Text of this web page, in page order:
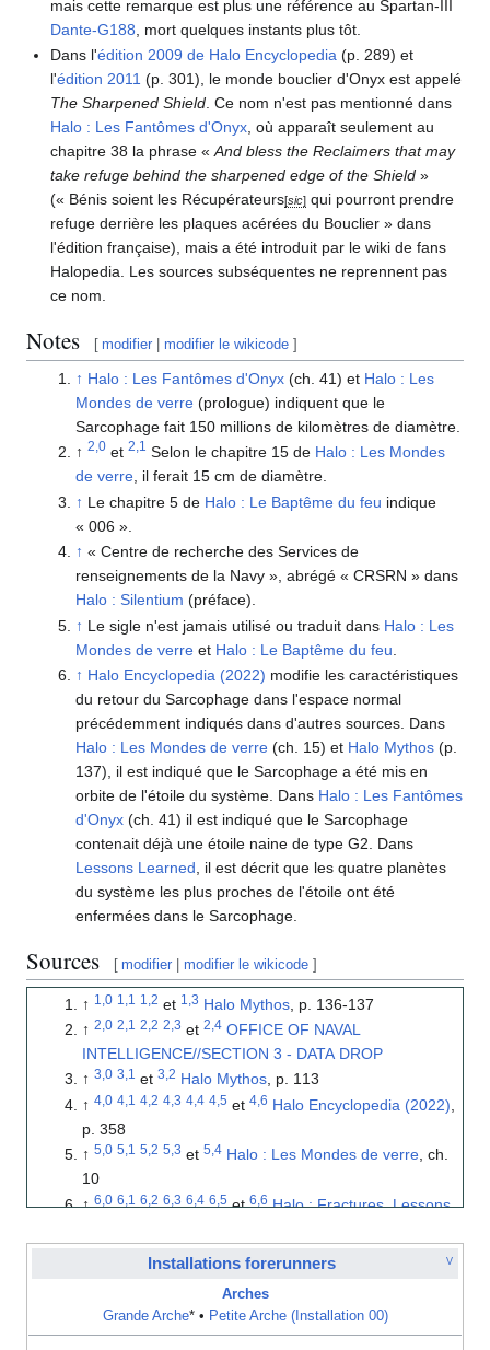
mais cette remarque est plus une référence au Spartan-III
Dante-G188 , mort quelques instants plus tôt.
Dans l'édition 2009 de Halo Encyclopedia (p. 289) et
l'édition 2011 (p. 301), le monde bouclier d'Onyx est appelé
The Sharpened Shield. Ce nom n'est pas mentionné dans
Halo : Les Fantômes d'Onyx, où apparaît seulement au
chapitre 38 la phrase «And bless the Reclaimers that may
take refuge behind the sharpened edge of the Shield »
(« Bénis soient les Récupérateurs[sic] qui pourront prendre
refuge derrière les plaques acérées du Bouclier » dans
l'édition française), mais a été introduit par le wiki de fans
Halopedia. Les sources subséquentes ne reprennent pas
ce nom.
Notes [ modifier |modifier le wikicode ]
↑ Halo : Les Fantômes d'Onyx(ch. 41) et Halo : Les
Mondes de verre(prologue) indiquent que le
Sarcophage fait 150 millions de kilomètres de diamètre.
↑ 2,0et 2,1 Selon le chapitre 15 de Halo : Les Mondes
de verre, il ferait 15 cm de diamètre.
↑ Le chapitre 5 de Halo : Le Baptême du feu indique
« 006 ».
↑ « Centre de recherche des Services de
renseignements de la Navy », abrégé « CRSRN » dans
Halo : Silentium (préface).
↑ Le sigle n'est jamais utilisé ou traduit dans Halo : Les
Mondes de verreet Halo : Le Baptême du feu
↑ Halo Encyclopedia (2022) modifie les caractéristiques
du retour du Sarcophage dans l'espace normal
précédemment indiqués dans d'autres sources. Dans
Halo : Les Mondes de verre(ch. 15) et Halo Mythos(p.
137), il est indiqué que le Sarcophage a été mis en
orbite de l'étoile du système. Dans Halo : Les Fantômes
d'Onyx(ch. 41) il est indiqué que le Sarcophage
contenait déjà une étoile naine de type G2. Dans
Lessons Learned , il est décrit que les quatre planètes
du système les plus proches de l'étoile ont été
enfermées dans le Sarcophage.
Sources [ modifier |modifier le wikicode ]
↑ 1,0 1,1 1,2 et 1,3 Halo Mythos, p. 136-137
↑ 2,0 2,1 2,2 2,3 et 2,4 OFFICE OF NAVAL
INTELLIGENCE//SECTION 3 - DATA DROP
↑ 3,0 3,1 et 3,2 Halo Mythos, p. 113
↑ 4,0 4,1 4,2 4,3 4,4 4,5 et 4,6 Halo Encyclopedia (2022)
p. 358
↑ 5,0 5,1 5,2 5,3 et 5,4 Halo : Les Mondes de verre, ch.
10
↑6,0 6,1 6,2 6,3 6,4 6,5et6,6 Halo : Fractures,Lessons
Halo Warfleet, p. 13
Halo : Les Fantômes d'Onyx
, ch. 39 & 41
V
Installations forerunners
Arches
Grande Arche* • Petite Arche (Installation 00)